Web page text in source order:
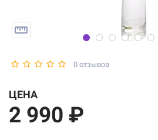
0 отзывов
ЦЕНА
2 990 ₽